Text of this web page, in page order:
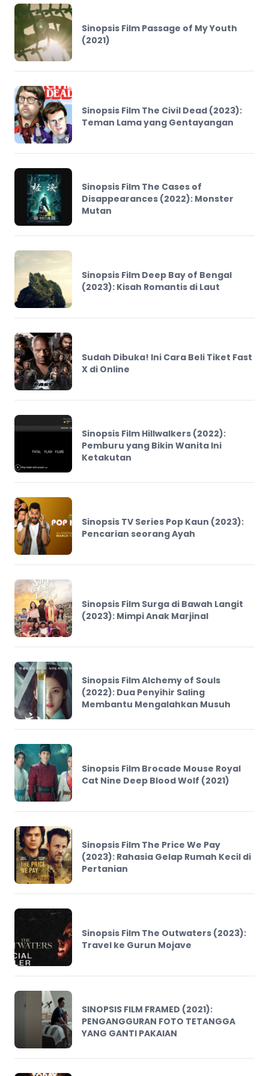
Sinopsis Film Passage of My Youth
(2021)
Sinopsis Film The Civil Dead (2023):
Teman Lama yang Gentayangan
Sinopsis Film The Cases of
Disappearances (2022): Monster
Mutan
Sinopsis Film Deep Bay of Bengal
(2023): Kisah Romantis di Laut
Sudah Dibuka! Ini Cara Beli Tiket Fast
X di Online
Sinopsis Film Hillwalkers (2022):
Pemburu yang Bikin Wanita Ini
Ketakutan
Sinopsis TV Series Pop Kaun (2023):
Pencarian seorang Ayah
Sinopsis Film Surga di Bawah Langit
(2023): Mimpi Anak Marjinal
Sinopsis Film Alchemy of Souls
(2022): Dua Penyihir Saling
Membantu Mengalahkan Musuh
Sinopsis Film Brocade Mouse Royal
Cat Nine Deep Blood Wolf (2021)
Sinopsis Film The Price We Pay
(2023): Rahasia Gelap Rumah Kecil di
Pertanian
Sinopsis Film The Outwaters (2023):
Travel ke Gurun Mojave
SINOPSIS FILM FRAMED (2021):
PENGANGGURAN FOTO TETANGGA
YANG GANTI PAKAIAN